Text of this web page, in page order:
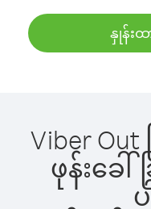
နှုန်းထ
Viber
ဖုန်းခေ